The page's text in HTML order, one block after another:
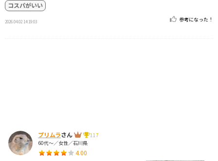
コスパがいい
2026.04.02 14:19:03 参考になった！
プリムラさん
117
60代～／女性／石川県
4.00